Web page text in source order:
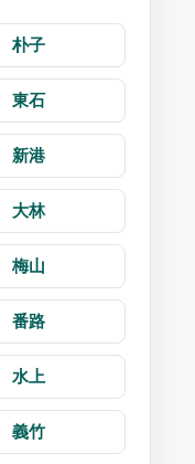
朴子
東石
新港
大林
梅山
番路
水上
義竹